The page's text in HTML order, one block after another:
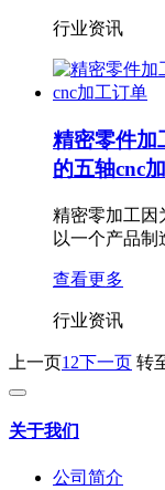
行业资讯
精密零件加
的五轴cnc
精密零加工因
以一个产品
查看更多
行业资讯
上一页1 2下一页 转
关于我们
公司简介